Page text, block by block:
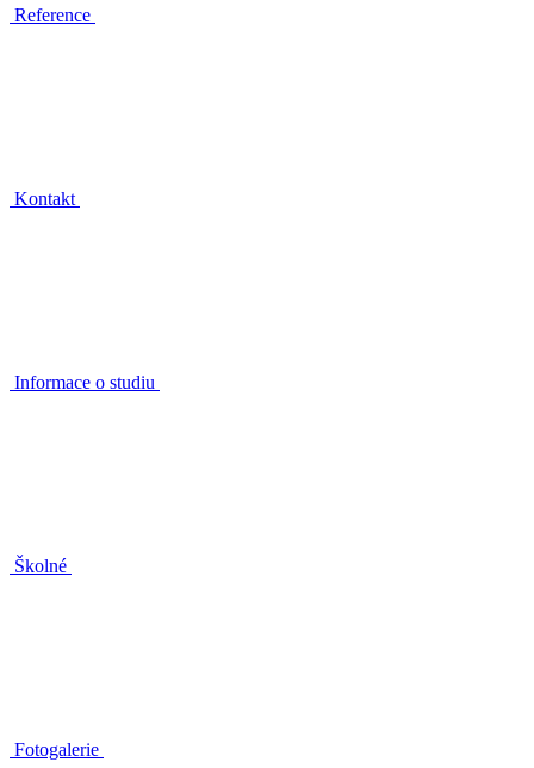
Reference
Kontakt
Informace o studiu
Školné
Fotogalerie